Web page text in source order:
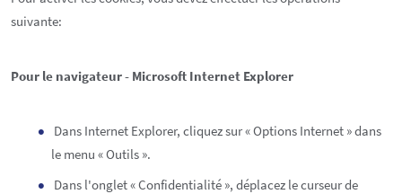
suivante:
Pour le navigateur - Microsoft Internet Explorer
Dans Internet Explorer, cliquez sur « Options Internet » dans
le menu « Outils ».
Dans l'onglet « Confidentialité », déplacez le curseur de